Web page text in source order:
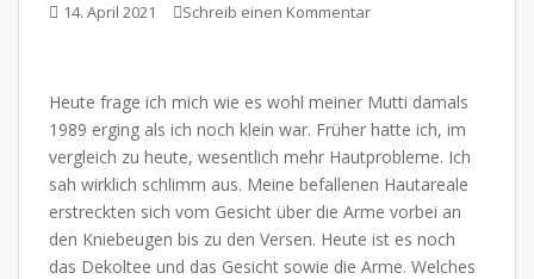
14. April 2021 Schreib einen Kommentar
Heute frage ich mich wie es wohl meiner Mutti damals
1989 erging als ich noch klein war. Früher hatte ich, im
vergleich zu heute, wesentlich mehr Hautprobleme. Ich
sah wirklich schlimm aus. Meine befallenen Hautareale
erstreckten sich vom Gesicht über die Arme vorbei an
den Kniebeugen bis zu den Versen. Heute ist es noch
das Dekoltee und das Gesicht sowie die Arme. Welches